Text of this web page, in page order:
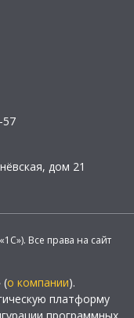
57
дом 21
Все права на сайт
(о компании).
платформу